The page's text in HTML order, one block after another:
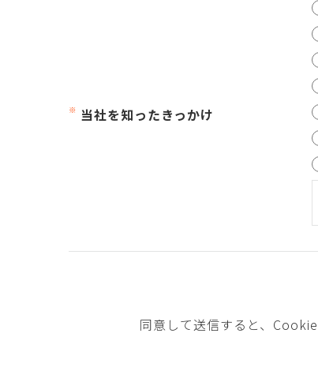
当社を知ったきっかけ
同意して送信すると、